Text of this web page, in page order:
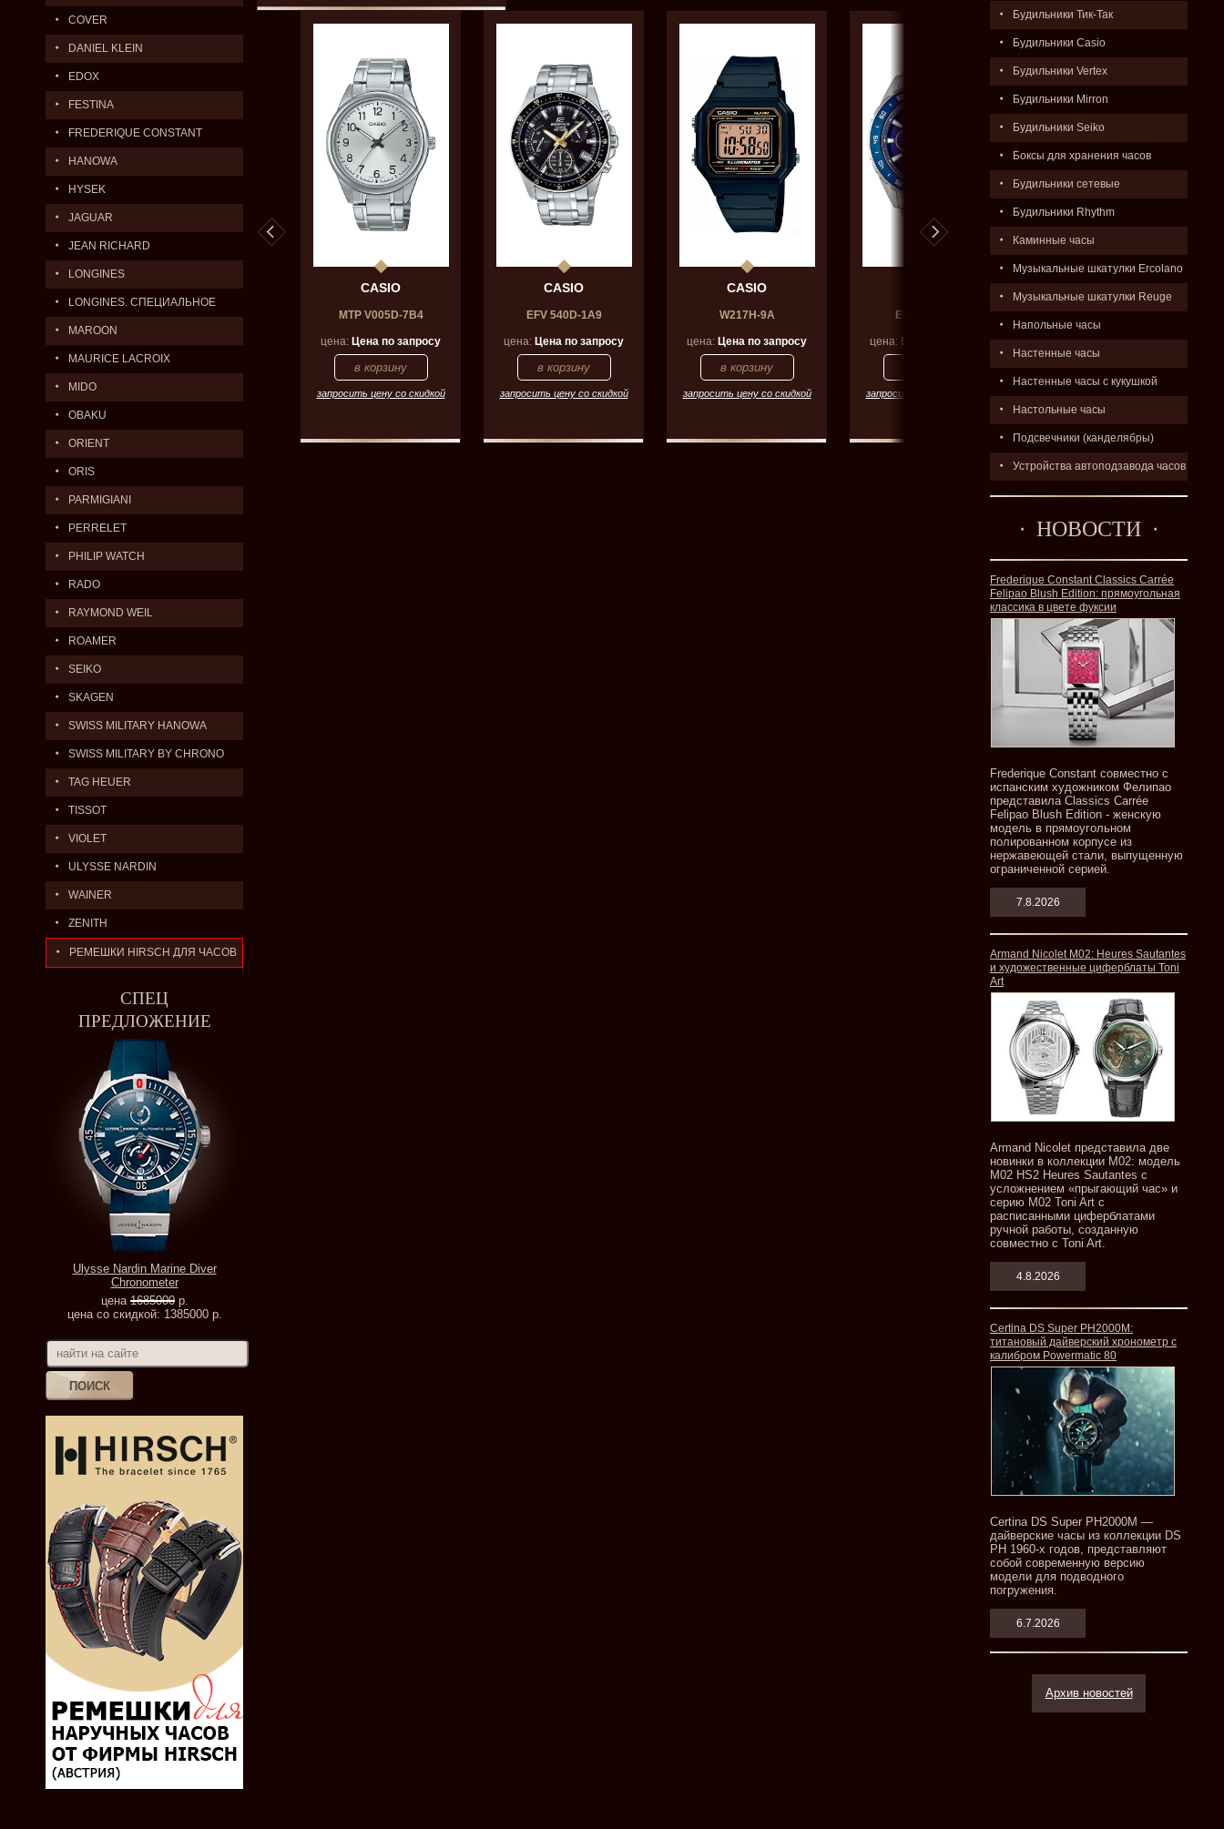
COVER
DANIEL KLEIN
EDOX
FESTINA
FREDERIQUE CONSTANT
HANOWA
HYSEK
JAGUAR
JEAN RICHARD
LONGINES
LONGINES. СПЕЦИАЛЬНОЕ
ПРЕДЛОЖЕНИЕ.
MAROON
MAURICE LACROIX
MIDO
OBAKU
ORIENT
ORIS
PARMIGIANI
PERRELET
PHILIP WATCH
RADO
RAYMOND WEIL
ROAMER
SEIKO
SKAGEN
SWISS MILITARY HANOWA
SWISS MILITARY BY CHRONO
TAG HEUER
TISSOT
VIOLET
ULYSSE NARDIN
WAINER
ZENITH
РЕМЕШКИ HIRSCH ДЛЯ ЧАСОВ
СПЕЦ
ПРЕДЛОЖЕНИЕ
Ulysse Nardin Marine Diver
Chronometer
цена 1685000р.
цена со скидкой: 1385000 р.
Будильники Тик-Так
Будильники Casio
Будильники Vertex
Будильники Mirron
Будильники Seiko
Боксы для хранения часов
Будильники сетевые
Будильники Rhythm
Каминные часы
Музыкальные шкатулки Ercolano
Музыкальные шкатулки Reuge
Напольные часы
Настенные часы
Настенные часы с кукушкой
Настольные часы
Подсвечники (канделябры)
Устройства автоподзавода часов
НОВОСТИ
Frederique Constant Classics Carrée
Felipao Blush Edition: прямоугольная
классика в цвете фуксии
Frederique Constant совместно с
испанским художником Фелипао
представила Classics Carrée
Felipao Blush Edition - женскую
модель в прямоугольном
полированном корпусе из
нержавеющей стали, выпущенную
ограниченной серией.
7.8.2026
Armand Nicolet M02: Heures Sautantes
и художественные циферблаты Toni
Art
Armand Nicolet представила две
новинки в коллекции M02: модель
M02 HS2 Heures Sautantes с
усложнением «прыгающий час» и
серию M02 Toni Art с
расписанными циферблатами
ручной работы, созданную
совместно с Toni Art.
4.8.2026
Certina DS Super PH2000M:
титановый дайверский хронометр с
калибром Powermatic 80
Certina DS Super PH2000M —
дайверские часы из коллекции DS
PH 1960-х годов, представляют
собой современную версию
модели для подводного
погружения.
6.7.2026
Архив новостей
2A
со скидкой
CASIO
MTS100L-1A
CASIO
MTP V005D-7B4
цена: Цена по запросу
запросить цену со скидкой
CASIO
EFV 540D-1A9
цена: Цена по запросу
запросить цену со скидкой
CASIO
W217H-9A
цена: Цена по запросу
запросить цену со скидкой
EFR 568D-2A
цена: Цена по запросу
запросить цену со скидкой
CASIO
AQ S810W-8A
цена:Цена по запросу